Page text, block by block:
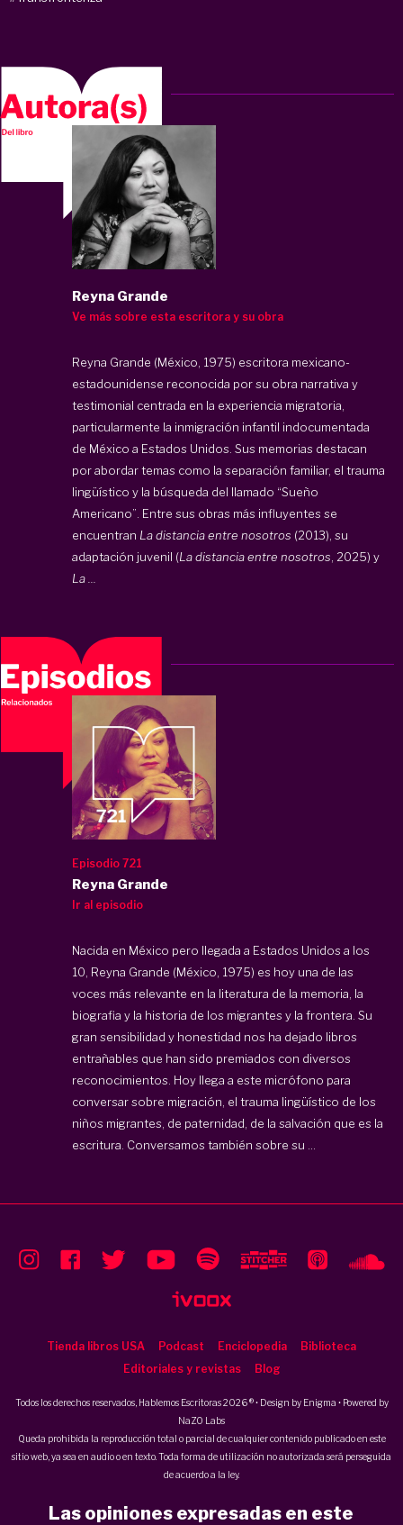
Reyna Grande
Ve más sobre esta escritora y su obra
Reyna Grande (México, 1975) escritora mexicano-
estadounidense reconocida por su obra narrativa y
testimonial centrada en la experiencia migratoria,
particularmente la inmigración infantil indocumentada
de México a Estados Unidos. Sus memorias destacan
por abordar temas como la separación familiar, el trauma
lingüístico y la búsqueda del llamado “Sueño
Americano”. Entre sus obras más influyentes se
encuentran La distancia entre nosotros (2013), su
adaptación juvenil (La distancia entre nosotros , 2025) y
La ...
Episodio 721
Reyna Grande
Ir al episodio
Nacida en México pero llegada a Estados Unidos a los
10, Reyna Grande (México, 1975) es hoy una de las
voces más relevante en la literatura de la memoria, la
biografia y la historia de los migrantes y la frontera. Su
gran sensibilidad y honestidad nos ha dejado libros
entrañables que han sido premiados con diversos
reconocimientos. Hoy llega a este micrófono para
conversar sobre migración, el trauma lingüístico de los
niños migrantes, de paternidad, de la salvación que es la
escritura. Conversamos también sobre su ...
Tienda libros USA Podcast Enciclopedia
Biblioteca
Editoriales y revistas
Blog
Todos los derechos reservados, Hablemos Escritoras 2026 ® • Design by Enigma • Powered by
NaZO Labs
Queda prohibida la reproducción total o parcial de cualquier contenido publicado en este
sitio web, ya sea en audio o en texto. Toda forma de utilización no autorizada será perseguida
de acuerdo a la ley.
Las opiniones expresadas en este